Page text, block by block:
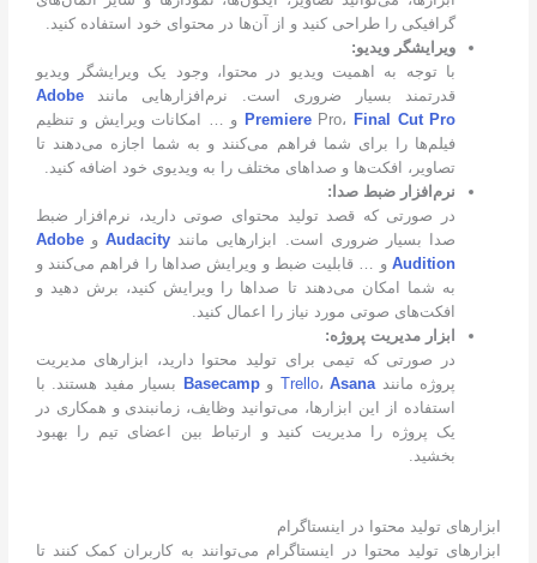
گرافیکی را طراحی کنید و از آن‌ها در محتوای خود استفاده کنید.
ویرایشگر ویدیو:
با توجه به اهمیت ویدیو در محتوا، وجود یک ویرایشگر ویدیو
قدرتمند بسیار ضروری است. نرم‌افزارهایی مانندAdobe
PremierePro، Final Cut Pro
و … امکانات ویرایش و تنظیم
فیلم‌ها را برای شما فراهم می‌کنند و به شما اجازه می‌دهند تا
تصاویر، افکت‌ها و صداهای مختلف را به ویدیوی خود اضافه کنید.
نرم‌افزار ضبط صدا:
در صورتی که قصد تولید محتوای صوتی دارید، نرم‌افزار ضبط
صدا بسیار ضروری است. ابزارهایی مانند AudacityوAdobe
Auditionو … قابلیت ضبط و ویرایش صداها را فراهم می‌کنند و
به شما امکان می‌دهند تا صداها را ویرایش کنید، برش دهید و
افکت‌های صوتی مورد نیاز را اعمال کنید.
ابزار مدیریت پروژه:
در صورتی که تیمی برای تولید محتوا دارید، ابزارهای مدیریت
پروژه مانند
Trello،Asana وBasecamp بسیار مفید هستند. با
استفاده از این ابزارها، می‌توانید وظایف، زمانبندی و همکاری در
یک پروژه را مدیریت کنید و ارتباط بین اعضای تیم را بهبود
بخشید.
ابزارهای تولید محتوا در اینستاگرام
ابزارهای تولید محتوا در اینستاگرام می‌توانند به کاربران کمک کنند تا